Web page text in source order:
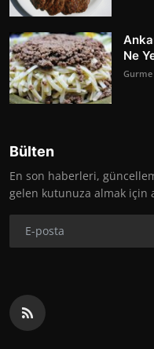
Ne
Gurme
Bülten
En son haberleri,
gelen kutunuza almak için